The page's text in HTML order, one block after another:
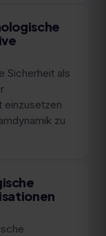
Sicherheit als
einzusetzen
zu